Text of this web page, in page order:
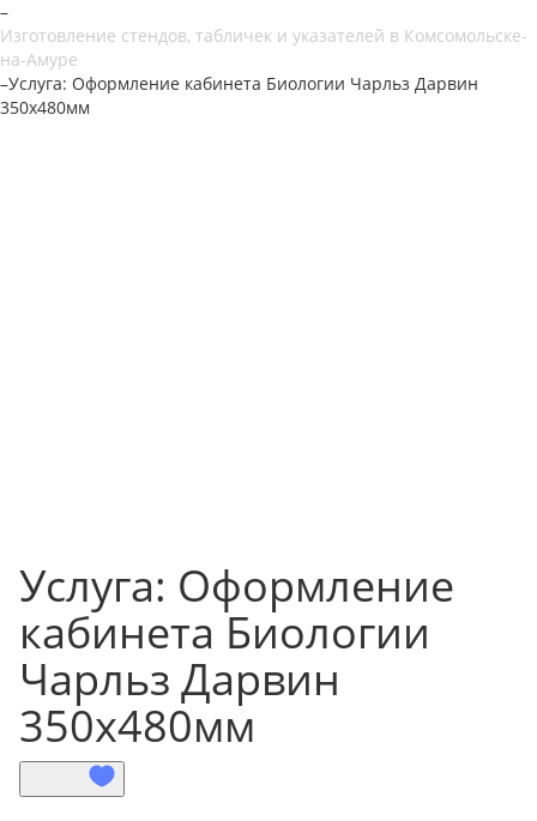
–
Изготовление стендов, табличек и указателей в Комсомольске-
на-Амуре
–Услуга: Оформление кабинета Биологии Чарльз Дарвин
350х480мм
Услуга: Оформление
кабинета Биологии
Чарльз Дарвин
350х480мм